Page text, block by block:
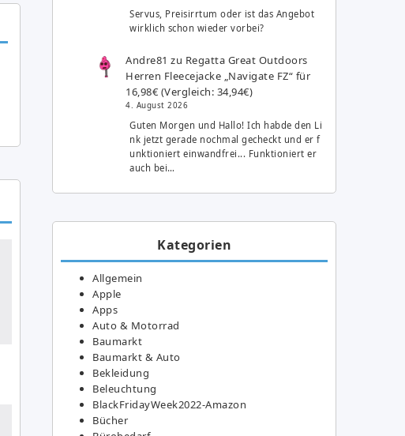
Servus, Preisirrtum oder ist das Angebot
wirklich schon wieder vorbei?
Andre81 zu Regatta Great Outdoors
Herren Fleecejacke „Navigate FZ“ für
16,98€ (Vergleich: 34,94€)
4. August 2026
Guten Morgen und Hallo! Ich habde den Li
nk jetzt gerade nochmal gecheckt und er f
unktioniert einwandfrei... Funktioniert er
auch bei…
Kategorien
Allgemein
Apple
Apps
Auto & Motorrad
Baumarkt
Baumarkt & Auto
Bekleidung
Beleuchtung
BlackFridayWeek2022-Amazon
Bücher